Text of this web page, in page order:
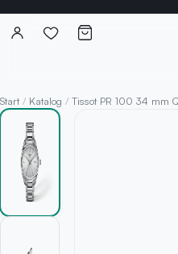
Start / Katalog / Tissot PR 100 34 mm